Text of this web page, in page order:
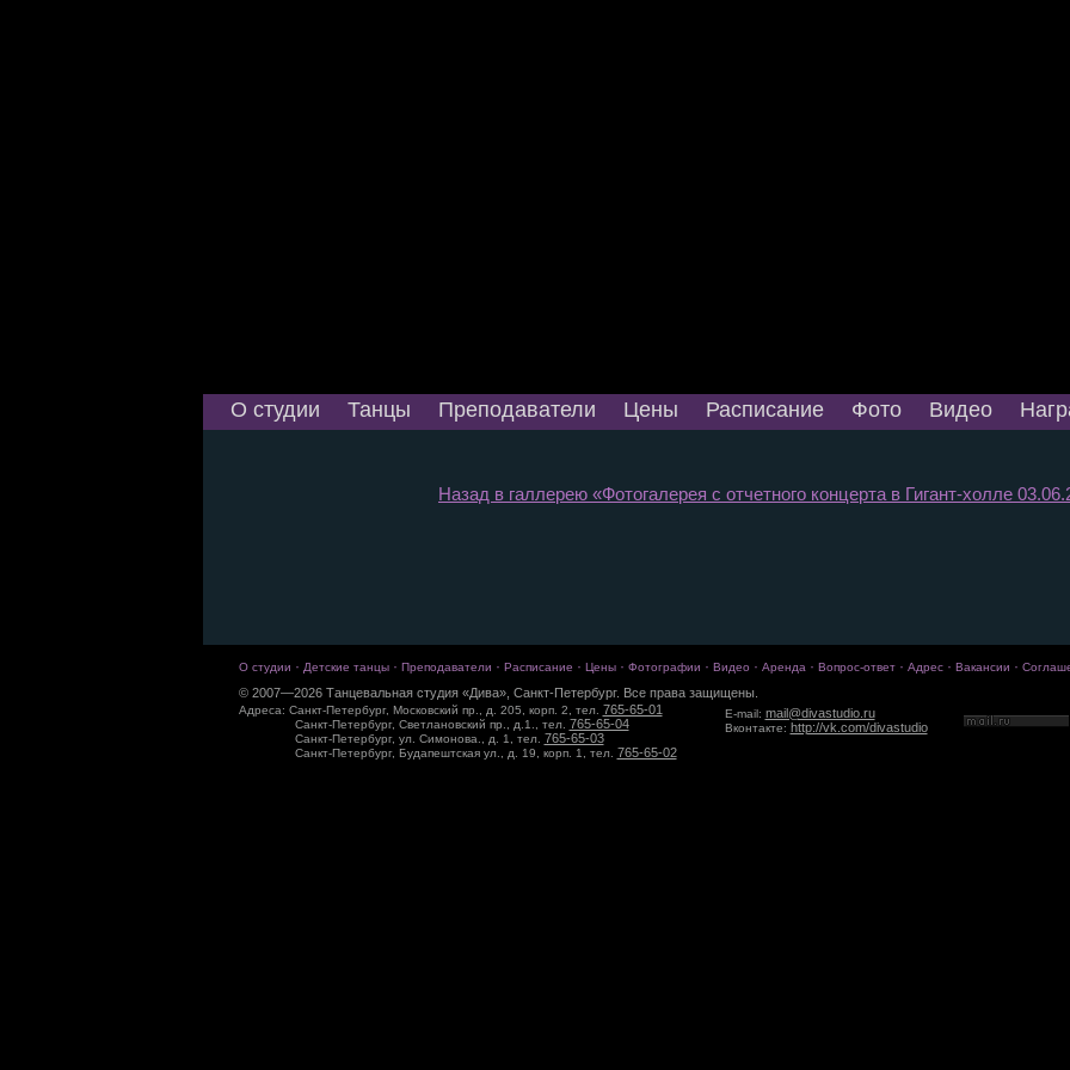
О студии Танцы Преподаватели Цены Расписание Фото Видео
Назад в галлерею «Фотогалерея с отчетного концерта в Гигант-холле
О студии · Детские танцы· Преподаватели · Расписание · Цены· Фотографии · Видео · Аренда· Вопрос-ответ· Адрес· Вакансии ·
© 2007—2026 Танцевальная студия «Дива», Санкт-Петербург. Все права защищены.
Адреса: Санкт-Петербург, Московский пр., д. 205, корп. 2, тел. 765-65-01
Санкт-Петербург, Светлановский пр., д.1., тел. 765-65-04
Санкт-Петербург, ул. Симонова., д. 1, тел. 765-65-03
Санкт-Петербург, Будапештская ул., д. 19, корп. 1, тел. 765-65-02
E-mail: mail@divastudio.ru
Вконтакте: http://vk.com/divastudio